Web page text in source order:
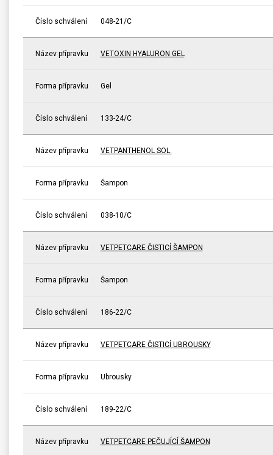
Číslo schválení 048-21/C
Název přípravku VETOXIN HYALURON GEL
Forma přípravku Gel
Číslo schválení 133-24/C
Název přípravku VETPANTHENOL SOL.
Forma přípravku Šampon
Číslo schválení 038-10/C
Název přípravku VETPETCARE ČISTICÍ ŠAMPON
Forma přípravku Šampon
Číslo schválení 186-22/C
Název přípravku VETPETCARE ČISTICÍ UBROUSKY
Forma přípravku Ubrousky
Číslo schválení 189-22/C
Název přípravku VETPETCARE PEČUJÍCÍ ŠAMPON